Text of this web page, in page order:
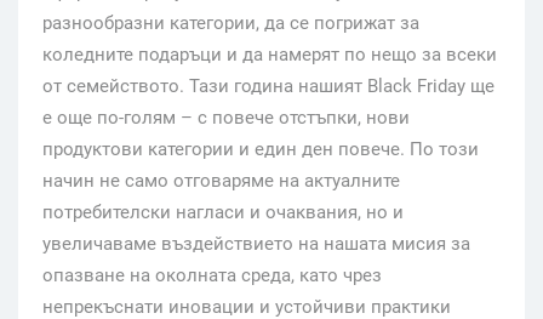
разнообразни категории, да се погрижат за
коледните подаръци и да намерят по нещо за всеки
от семейството. Тази година нашият Black Friday ще
е още по-голям – с повече отстъпки, нови
продуктови категории и един ден повече. По този
начин не само отговаряме на актуалните
потребителски нагласи и очаквания, но и
увеличаваме въздействието на нашата мисия за
опазване на околната среда, като чрез
непрекъснати иновации и устойчиви практики